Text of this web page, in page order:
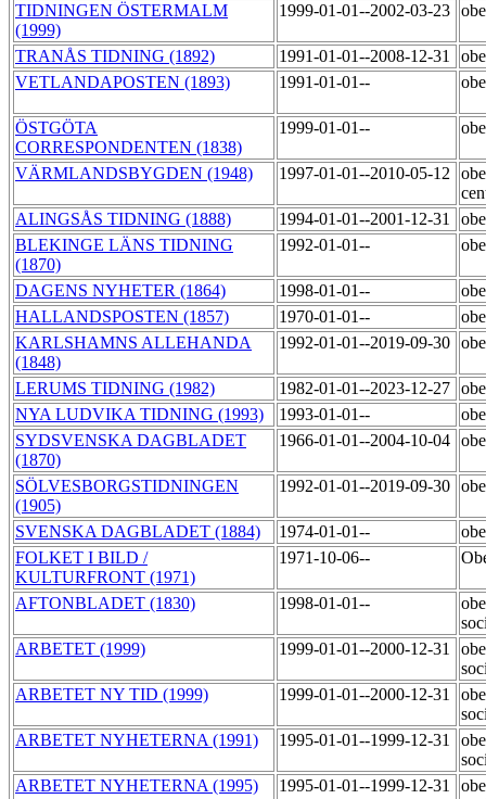
TIDNINGEN ÖSTERMALM
(1999)
1999-01-01--2002-03-23
TRANÅS TIDNING (1892) 1991-01-01--2008-12-31
VETLANDAPOSTEN (1893)
1991-01-01--
ÖSTGÖTA
CORRESPONDENTEN (1838)
1999-01-01--
VÄRMLANDSBYGDEN (1948) 1997-01-01--2010-05-12
ALINGSÅS TIDNING (1888)
1994-01-01--2001-12-31
BLEKINGE LÄNS TIDNING
(1870)
1992-01-01--
DAGENS NYHETER (1864) 1998-01-01--
HALLANDSPOSTEN (1857)
1970-01-01--
KARLSHAMNS ALLEHANDA
(1848)
1992-01-01--2019-09-30
LERUMS TIDNING (1982) 1982-01-01--2023-12-27
NYA LUDVIKA TIDNING (1993)
1993-01-01--
SYDSVENSKA DAGBLADET
(1870)
1966-01-01--2004-10-04
SÖLVESBORGSTIDNINGEN
(1905)
1992-01-01--2019-09-30
SVENSKA DAGBLADET (1884) 1974-01-01--
FOLKET I BILD /
KULTURFRONT (1971)
1971-10-06--
AFTONBLADET (1830) 1998-01-01--
ARBETET (1999)
1999-01-01--2000-12-31
ARBETET NY TID (1999)
1999-01-01--2000-12-31
ARBETET NYHETERNA (1991)
1995-01-01--1999-12-31
ARBETET NYHETERNA (1995)
1995-01-01--1999-12-31